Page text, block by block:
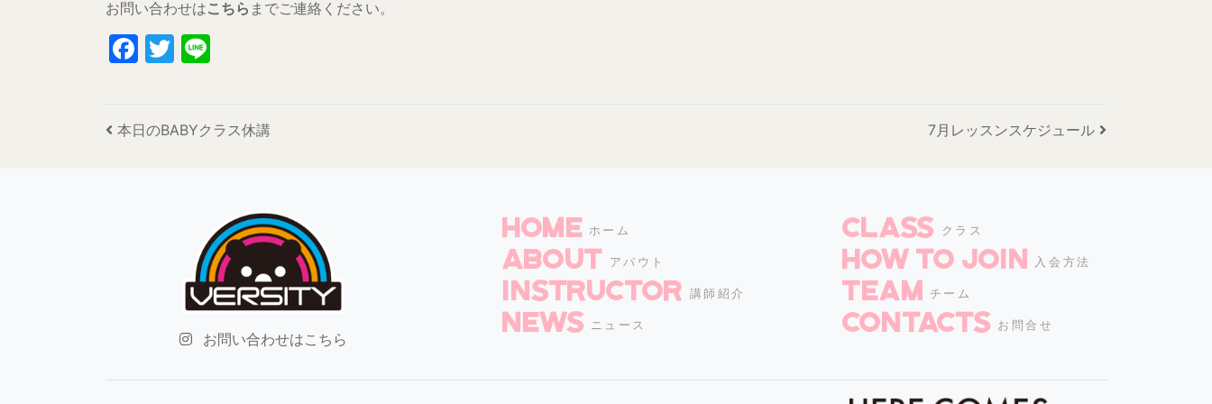
お問い合わせはこちら までご連絡ください。
Facebook
Twitter
投稿ナビゲーション
本日のBABYクラス休講 7月レッスンスケジュール
お問い合わせはこちら
HOME ホーム
ABOUT アバウト
INSTRUCTOR 講師紹介
NEWS ニュース
CLASS クラス
How to join 入会方法
TEAM チーム
CONTACTS お問合せ